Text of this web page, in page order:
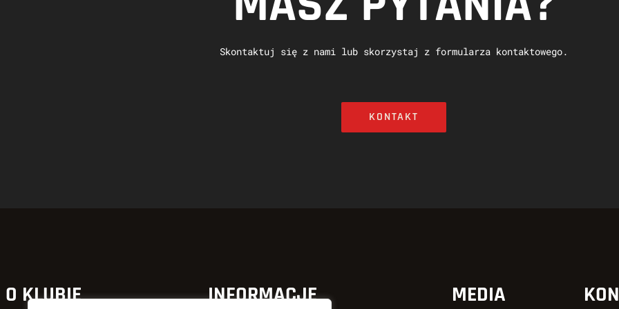
Skontaktuj się z nami lub skorzystaj z formularza kontaktowego.
KONTAKT
O KLUBIE INFORMACJE MEDIA